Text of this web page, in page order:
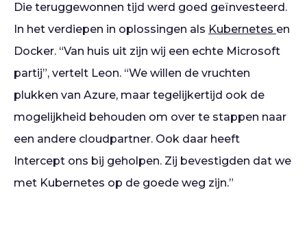
Die teruggewonnen tijd werd goed geïnvesteerd.
In het verdiepen in oplossingen als Kubernetes en
Docker. “Van huis uit zijn wij een echte Microsoft
partij”, vertelt Leon. “We willen de vruchten
plukken van Azure, maar tegelijkertijd ook de
mogelijkheid behouden om over te stappen naar
een andere cloudpartner. Ook daar heeft
Intercept ons bij geholpen. Zij bevestigden dat we
met Kubernetes op de goede weg zijn.”